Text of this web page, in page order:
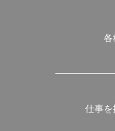
各
仕事を